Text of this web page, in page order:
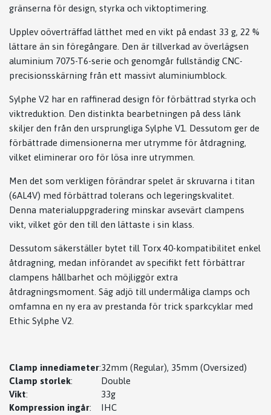
gränserna för design, styrka och viktoptimering.
Upplev oöverträffad lätthet med en vikt på endast 33 g, 22 %
lättare än sin föregångare. Den är tillverkad av överlägsen
aluminium 7075-T6-serie och genomgår fullständig CNC-
precisionsskärning från ett massivt aluminiumblock.
Sylphe V2 har en raffinerad design för förbättrad styrka och
viktreduktion. Den distinkta bearbetningen på dess länk
skiljer den från den ursprungliga Sylphe V1. Dessutom ger de
förbättrade dimensionerna mer utrymme för åtdragning,
vilket eliminerar oro för lösa inre utrymmen.
Men det som verkligen förändrar spelet är skruvarna i titan
(6AL4V) med förbättrad tolerans och legeringskvalitet.
Denna materialuppgradering minskar avsevärt clampens
vikt, vilket gör den till den lättaste i sin klass.
Dessutom säkerställer bytet till Torx 40-kompatibilitet enkel
åtdragning, medan införandet av specifikt fett förbättrar
clampens hållbarhet och möjliggör extra
åtdragningsmoment. Säg adjö till undermåliga clamps och
omfamna en ny era av prestanda för trick sparkcyklar med
Ethic Sylphe V2.
Clamp innediameter:32mm (Regular), 35mm (Oversized)
Clamp storlek:
Double
Vikt:
33g
Kompression ingår:
IHC